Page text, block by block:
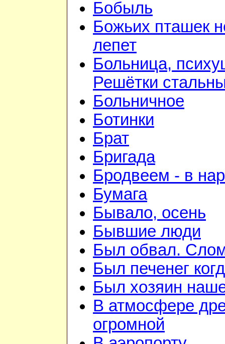
Бобыль
Божьих пташек
лепет
Больница,
Решётки
Больничное
Ботинки
Брат
Бригада
Бродвеем - в
Бумага
Бывало, осень
Бывшие люди
Был обвал.
Был печенег
Был хозяин
В атмосфере
огромной